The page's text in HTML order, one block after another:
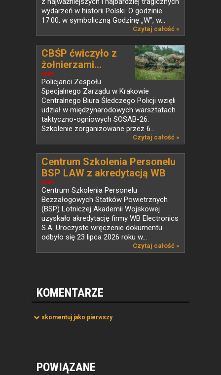
wydarzeń w historii Polski. O godzinie
17.00, w symboliczną Godzinę „W”, w...
Czytaj całość »
NEWS
CBŚP ćwiczyło z
żołnierzami...
Policjanci Zespołu
Specjalnego Zarządu w Krakowie
Centralnego Biura Śledczego Policji wzięli
udział w międzynarodowych warsztatach
taktyczno-ogniowych SOSAB-26.
Szkolenie zorganizowane przez 6...
Czytaj całość »
NEWS
Centrum Szkolenia Personelu
BSP LAW z akredytacją WB
Electronics
Centrum Szkolenia Personelu
Bezzałogowych Statków Powietrznych
(BSP) Lotniczej Akademii Wojskowej
uzyskało akredytację firmy WB Electronics
S.A. Uroczyste wręczenie dokumentu
odbyło się 23 lipca 2026 roku w...
Czytaj całość »
KOMENTARZE
skomentuj jako pierwszy
POWIĄZANE